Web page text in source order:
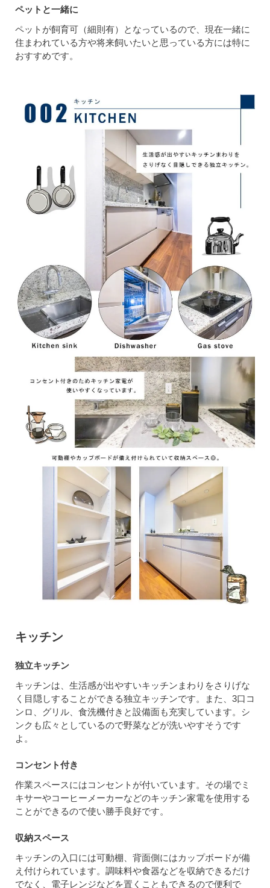
ペットと一緒に
ペットが飼育可（細則有）となっているので、現在一緒に
住まわれている方や将来飼いたいと思っている方には特に
おすすめです。
キッチン
独立キッチン
キッチンは、生活感が出やすいキッチンまわりをさりげな
く目隠しすることができる独立キッチンです。また、3口コ
ンロ、グリル、食洗機付きと設備面も充実しています。シ
ンクも広々としているので野菜などが洗いやすそうです
よ。
コンセント付き
作業スペースにはコンセントが付いています。その場でミ
キサーやコーヒーメーカーなどのキッチン家電を使用する
ことができるので使い勝手良好です。
収納スペース
キッチンの入口には可動棚、背面側にはカップボードが備
え付けられています。調味料や食器などを収納できるだけ
でなく、電子レンジなどを置くこともできるので便利で